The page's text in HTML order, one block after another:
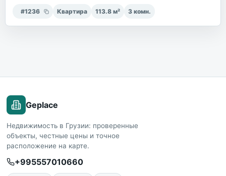
#1236 Квартира 113.8 м² 3 комн.
Geplace
Недвижимость в Грузии: проверенные
объекты, честные цены и точное
расположение на карте.
+995557010660